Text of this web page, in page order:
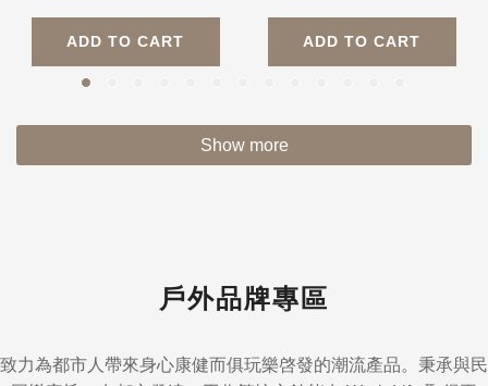
ADD TO CART ADD TO CART
Show more
戶外品牌專區
致力為都市人帶來身心康健而俱玩樂啓發的潮流產品。秉承與民